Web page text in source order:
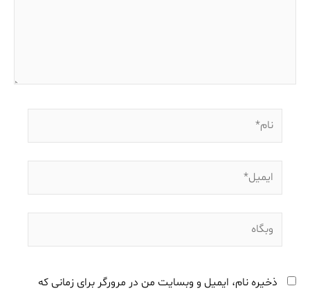
نام*
ایمیل*
وبگاه
ذخیره نام، ایمیل و وبسایت من در مرورگر برای زمانی که